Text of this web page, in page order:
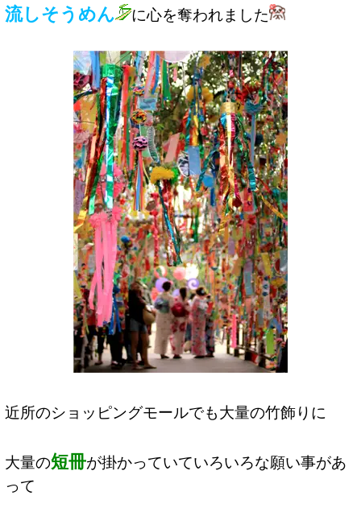
流しそうめん に心を奪われました
近所のショッピングモールでも大量の竹飾りに
大量の短冊が掛かっていていろいろな願い事があ
って